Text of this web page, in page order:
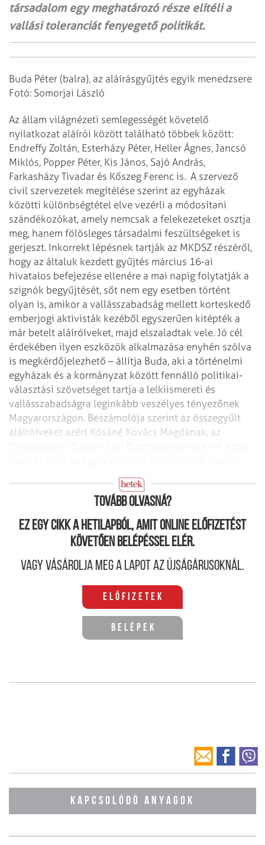
társadalom egy meghatározó része elítéli a
vallási toleranciát fenyegető politikát.
Buda Péter (balra), az aláírásgyűjtés egyik menedzsere
Fotó: Somorjai László
Az állam világnézeti semlegességét követelő
nyilatkozat aláírói között található többek között:
Endreffy Zoltán, Esterházy Péter, Heller Ágnes, Jancsó
Miklós, Popper Péter, Kis János, Sajó András,
Farkasházy Tivadar és Kőszeg Ferenc is. A szervező
civil szervezetek megítélése szerint az egyházak
közötti különbségtétel elve vezérli a módosítani
szándékozókat, amely nemcsak a felekezeteket osztja
meg, hanem fölösleges társadalmi feszültségeket is
gerjeszt. Inkorrekt lépésnek tartják az MKDSZ részéről,
hogy az általuk kezdett gyűjtés március 16-ai
hivatalos befejezése ellenére a mai napig folytatják a
szignók begyűjtését, sőt nem egy esetben történt
olyan is, amikor a vallásszabadság mellett korteskedő
emberjogi aktivisták kezéből egyszerűen kitépték a
már betelt aláíróíveket, majd elszaladtak vele. Jó cél
érdekében ilyen eszközök alkalmazása enyhén szólva
is megkérdőjelezhető – állítja Buda, aki a történelmi
egyházak és a kormányzat között fennálló politikai-
választási szövetséget tartja a lelkiismereti és
vallásszabadságra leginkább veszélyes tényezőnek
Magyarországon. Beszámolója szerint az összegyűlt
aláíróíveket azért Kósáné Kovács Magdának, az
adnak némi bizalmatlanságra.
Tovább olvasná?
Ez egy cikk a hetilapból, amit online előfizetést
követően belépéssel elér.
Vagy vásárolja meg a lapot az újságárusoknál.
Előfizetek
Belépek
KAPCSOLÓDÓ ANYAGOK